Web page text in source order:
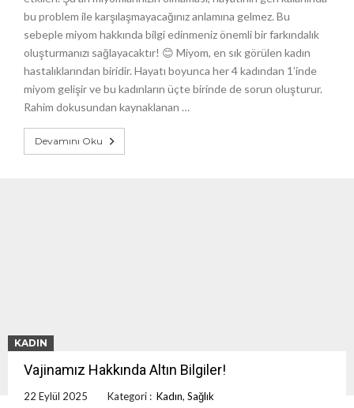
bu problem ile karşılaşmayacağınız anlamına gelmez. Bu
sebeple miyom hakkında bilgi edinmeniz önemli bir farkındalık
oluşturmanızı sağlayacaktır! 😊 Miyom, en sık görülen kadın
hastalıklarından biridir. Hayatı boyunca her 4 kadından 1’inde
miyom gelişir ve bu kadınların üçte birinde de sorun oluşturur.
Rahim dokusundan kaynaklanan …
Devamını Oku
KADIN
Vajinamız Hakkında Altın Bilgiler!
22 Eylül 2025 Kategori : Kadın, Sağlık